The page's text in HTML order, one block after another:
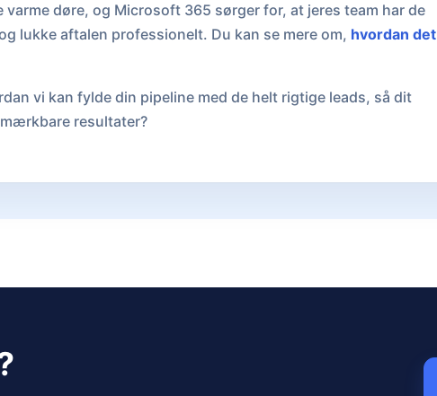
døre, og Microsoft 365 sørger for, at jeres team har de
lukke aftalen professionelt. Du kan se mere om, hvordan det
vi kan fylde din pipeline med de helt rigtige leads, så dit
resultater?